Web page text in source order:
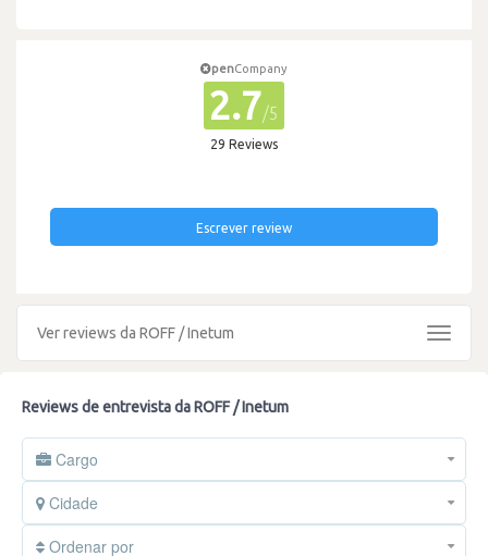
penCompany
2.7/5
29 Reviews
Escrever review
Ver reviews da ROFF / Inetum
Toggle
Reviews de entrevista da ROFF / Inetum
Cargo
Cidade
Ordenar por